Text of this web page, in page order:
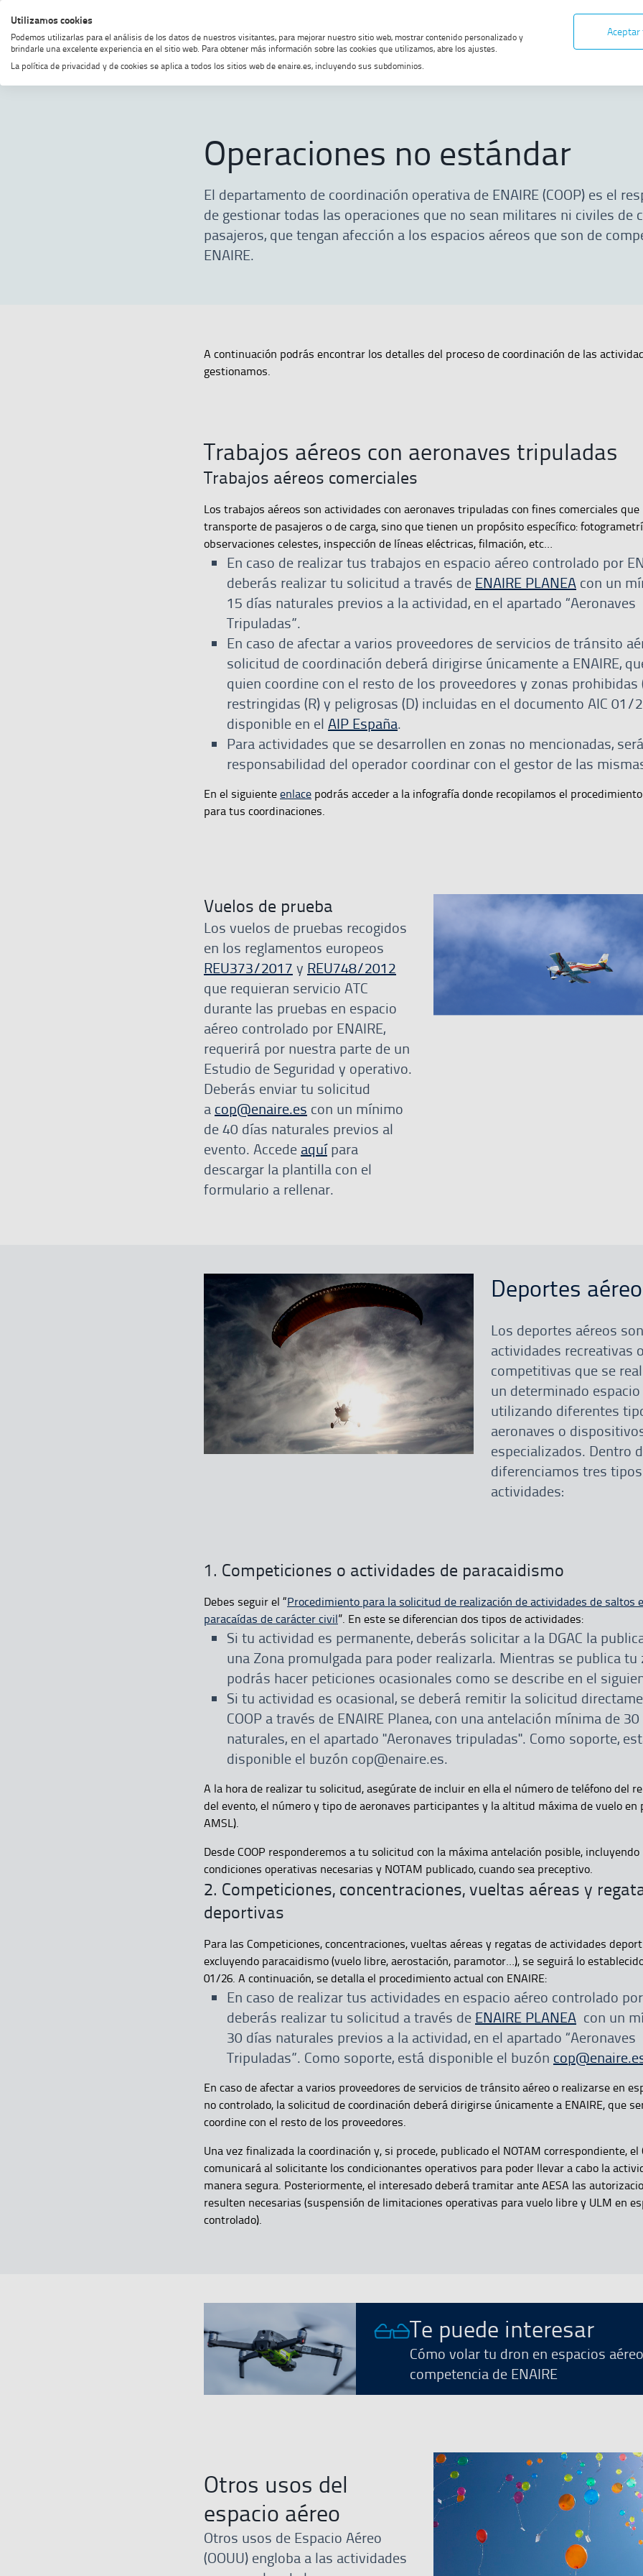
Saltar
al
menú
Saltar
al
contenido
Saltar
al
footer
Activar
alto
contraste
MENÚ
Home Operaciones no estándar
Operaciones no estándar
El departamento de coordinación operativa de ENAIRE (COOP) es el
de gestionar todas las operaciones que no sean militares ni civiles de
pasajeros, que tengan afección a los espacios aéreos que son de
ENAIRE.
A continuación podrás encontrar los detalles del proceso de coordinación de las
gestionamos.
Trabajos aéreos con aeronaves tripuladas
Trabajos aéreos comerciales
Los trabajos aéreos son actividades con aeronaves tripuladas con fines comerciales que
transporte de pasajeros o de carga, sino que tienen un propósito específico:
observaciones celestes, inspección de líneas eléctricas, filmación, etc…
En caso de realizar tus trabajos en espacio aéreo controlado por
deberás realizar tu solicitud a través de ENAIRE PLANEAcon un
15 días naturales previos a la actividad, en el apartado “Aeronaves
Tripuladas”.
En caso de afectar a varios proveedores de servicios de tránsito
solicitud de coordinación deberá dirigirse únicamente a ENAIRE,
quien coordine con el resto de los proveedores y zonas prohibidas
restringidas (R) y peligrosas (D) incluidas en el documento AIC 01/
disponible en el AIP España.
Para actividades que se desarrollen en zonas no mencionadas,
responsabilidad del operador coordinar con el gestor de las
En el siguienteenlacepodrás acceder a la infografía donde recopilamos el
para tus coordinaciones.
Vuelos de prueba
Los vuelos de pruebas recogidos
en los reglamentos europeos
REU373/2017 y REU748/2012
que requieran servicio ATC
durante las pruebas en espacio
aéreo controlado por ENAIRE,
requerirá por nuestra parte de un
Estudio de Seguridad y operativo.
Deberás enviar tu solicitud
a cop@enaire.es con un mínimo
de 40 días naturales previos al
evento. Accede aquípara
descargar la plantilla con el
formulario a rellenar.
Deportes
Los deportes aéreos son
actividades recreativas
competitivas que se
un determinado espacio
utilizando diferentes
aeronaves o
especializados. Dentro
diferenciamos tres
actividades:
1. Competiciones o actividades de paracaidismo
Debes seguir el “Procedimiento para la solicitud de realización de actividades de saltos
paracaídas de carácter civil”. En este se diferencian dos tipos de actividades:
Si tu actividad es permanente, deberás solicitar a la DGAC la
una Zona promulgada para poder realizarla. Mientras se publica tu
podrás hacer peticiones ocasionales como se describe en el
Si tu actividad es ocasional, se deberá remitir la solicitud
COOP a través de ENAIRE Planea, con una antelación mínima de
naturales, en el apartado "Aeronaves tripuladas". Como soporte,
disponible el buzón cop@enaire.es.
A la hora de realizar tu solicitud, asegúrate de incluir en ella el número de teléfono del
del evento, el número y tipo de aeronaves participantes y la altitud máxima de vuelo en
AMSL).
Desde COOP responderemos a tu solicitud con la máxima antelación posible, incluyendo
condiciones operativas necesarias y NOTAM publicado, cuando sea preceptivo.
2. Competiciones, concentraciones, vueltas aéreas y
deportivas
Para las Competiciones, concentraciones, vueltas aéreas y regatas de actividades
excluyendo paracaidismo (vuelo libre, aerostación, paramotor…), se seguirá lo
01/26. A continuación, se detalla el procedimiento actual con ENAIRE:
En caso de realizar tus actividades en espacio aéreo controlado por
deberás realizar tu solicitud a través de ENAIRE PLANEAcon un
30 días naturales previos a la actividad, en el apartado “Aeronaves
Tripuladas”. Como soporte, está disponible el buzón
En caso de afectar a varios proveedores de servicios de tránsito aéreo o realizarse en
no controlado, la solicitud de coordinación deberá dirigirse únicamente a ENAIRE, que
coordine con el resto de los proveedores.
Una vez finalizada la coordinación y, si procede, publicado el NOTAM correspondiente, el
comunicará al solicitante los condicionantes operativos para poder llevar a cabo la
manera segura. Posteriormente, el interesado deberá tramitar ante AESA las
resulten necesarias (suspensión de limitaciones operativas para vuelo libre y ULM en
controlado).
Te puede interesar
Cómo volar tu dron en espacios
competencia de ENAIRE
Otros usos del
espacio aéreo
Otros usos de Espacio Aéreo
(OOUU) engloba a las actividades
Utilizamos cookies
Podemos utilizarlas para el análisis de los datos de nuestros visitantes, para mejorar nuestro sitio web, mostrar contenido personalizado y
brindarle una excelente experiencia en el sitio web. Para obtener más información sobre las cookies que utilizamos, abre los ajustes.
La política de privacidad y de cookies se aplica a todos los sitios web de enaire.es, incluyendo sus subdominios.
Aceptar